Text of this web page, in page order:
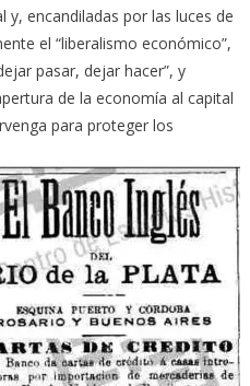
encandiladas por las luces de
el “liberalismo económico”,
pasar, dejar hacer”, y
de la economía al capital
para proteger los